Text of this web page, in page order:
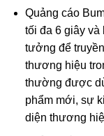
Quảng cáo
tối đa 6 giây
tưởng để
thương hiệu
thường được
phẩm mới, sự
diện thương